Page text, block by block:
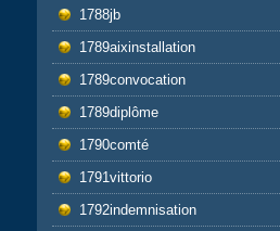
1788jb
1789aixinstallation
1789convocation
1789diplôme
1790comté
1791vittorio
1792indemnisation